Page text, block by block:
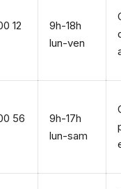
12
9h-18h
lun-ven
56
9h-17h
lun-sam